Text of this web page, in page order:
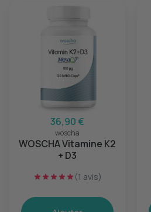
36,90 €
woscha
WOSCHA Vitamine K2
+ D3
(1 avis)